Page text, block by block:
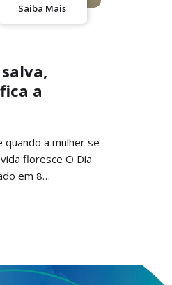
Saiba Mais
a
quando a mulher se
floresce O Dia
em 8…